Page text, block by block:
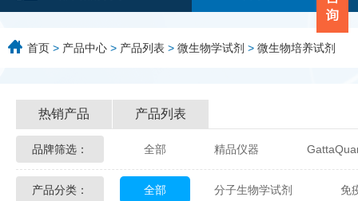
首页 > 产品中心 > 产品列表 > 微生物学试剂 > 微生物培养试剂
热销产品 产品列表
品牌筛选： 全部 精品仪器
Glycon Biochem Sterlitech
产品分类： 全部 分子生物学试剂 免